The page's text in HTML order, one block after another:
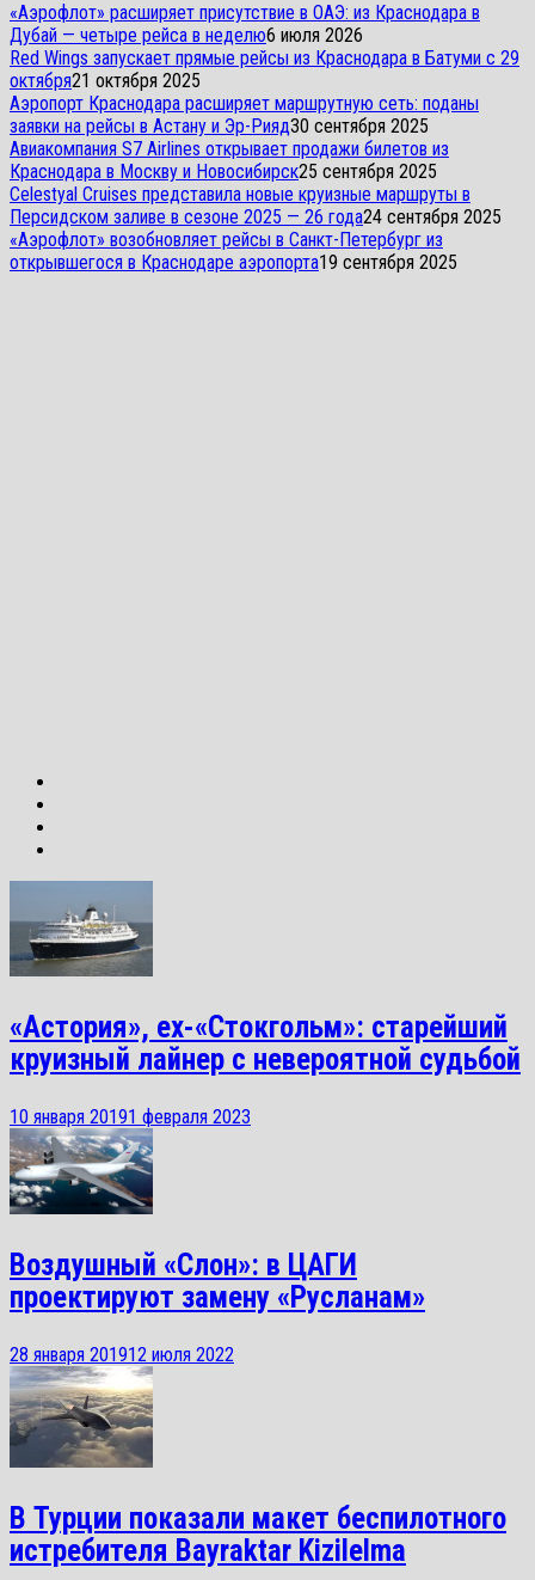
«Аэрофлот» расширяет присутствие в ОАЭ: из Краснодара в
Дубай — четыре рейса в неделю6 июля 2026
Red Wings запускает прямые рейсы из Краснодара в Батуми с 29
октября21 октября 2025
Аэропорт Краснодара расширяет маршрутную сеть: поданы
заявки на рейсы в Астану и Эр-Рияд30 сентября 2025
Авиакомпания S7 Airlines открывает продажи билетов из
Краснодара в Москву и Новосибирск25 сентября 2025
Celestyal Cruises представила новые круизные маршруты в
Персидском заливе в сезоне 2025 — 26 года24 сентября 2025
«Аэрофлот» возобновляет рейсы в Санкт-Петербург из
открывшегося в Краснодаре аэропорта19 сентября 2025
«Астория», ex-«Стокгольм»: старейший
круизный лайнер с невероятной судьбой
10 января 20191 февраля 2023
Воздушный «Слон»: в ЦАГИ
проектируют замену «Русланам»
28 января 201912 июля 2022
В Турции показали макет беспилотного
истребителя Bayraktar Kizilelma